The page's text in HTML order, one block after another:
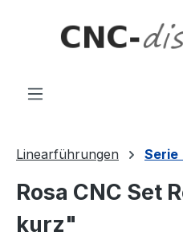
Linearführungen Serie
Rosa CNC Set
kurz"